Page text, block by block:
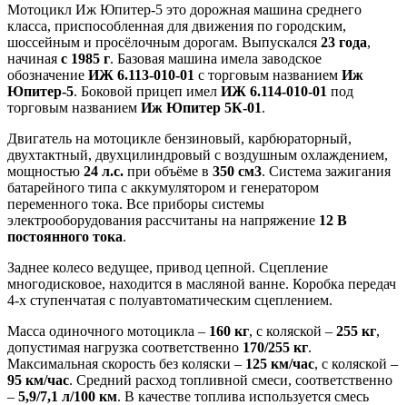
Мотоцикл Иж Юпитер-5 это дорожная машина среднего
класса, приспособленная для движения по городским,
шоссейным и просёлочным дорогам. Выпускался 23 года,
начиная с 1985 г. Базовая машина имела заводское
обозначение ИЖ 6.113-010-01 с торговым названием Иж
Юпитер-5. Боковой прицеп имел ИЖ 6.114-010-01 под
торговым названием Иж Юпитер 5К-01.
Двигатель на мотоцикле бензиновый, карбюраторный,
двухтактный, двухцилиндровый с воздушным охлаждением,
мощностью 24 л.с. при объёме в 350 см3. Система зажигания
батарейного типа с аккумулятором и генератором
переменного тока. Все приборы системы
электрооборудования рассчитаны на напряжение 12 В
постоянного тока.
Заднее колесо ведущее, привод цепной. Сцепление
многодисковое, находится в масляной ванне. Коробка передач
4-х ступенчатая с полуавтоматическим сцеплением.
Масса одиночного мотоцикла – 160 кг, с коляской – 255 кг,
допустимая нагрузка соответственно 170/255 кг.
Максимальная скорость без коляски – 125 км/час, с коляской –
95 км/час. Средний расход топливной смеси, соответственно
– 5,9/7,1 л/100 км. В качестве топлива используется смесь